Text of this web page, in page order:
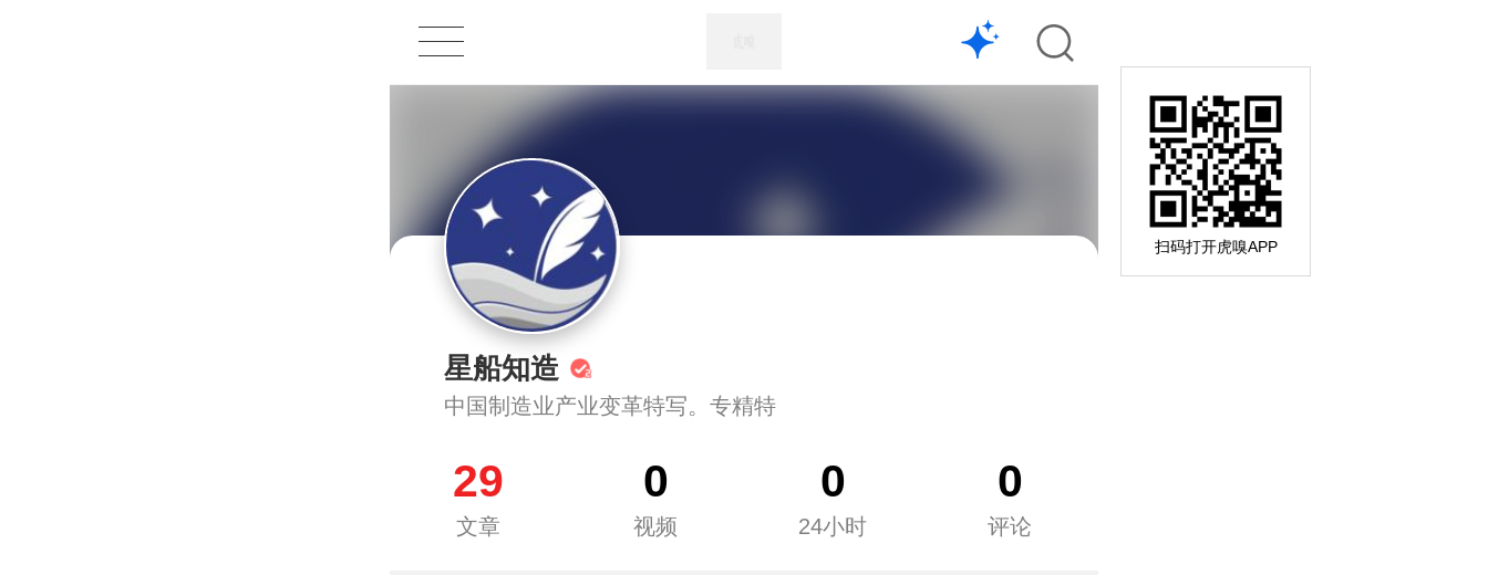
扫码打开虎嗅APP
星船知造
中国制造业产业变革特写。专精特
29
文章
0
视频
0
24小时
0
评论